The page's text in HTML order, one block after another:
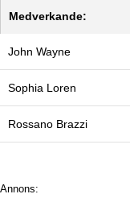
Medverkande:
John Wayne
Sophia Loren
Rossano Brazzi
Annons: